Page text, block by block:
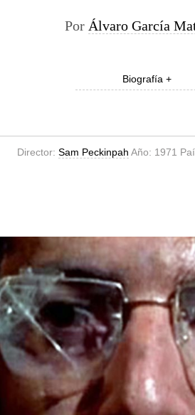
Por Álvaro García
Biografía +
Director: Sam Peckinpah Año: 1971